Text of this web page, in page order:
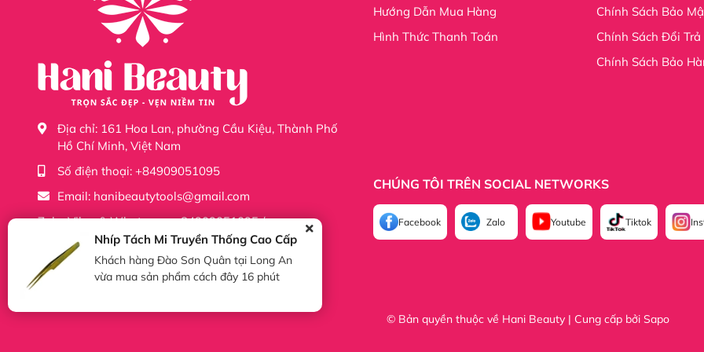
https://shopee.vn/hani.official
https://www.tiktok.com/@sieuthidonghehanibeauty
https://www.facebook.com/profile.php?id=61555365206677
Địa chỉ: 161 Hoa Lan, phường Cầu Kiệu, Thành Phố
Hồ Chí Minh, Việt Nam
Số điện thoại: +84909051095
Email: hanibeautytools@gmail.com
Zalo, Viber & Whatsapp: +84909051095 /
+84703551095
Hướng Dẫn Mua Hàng
Hình Thức Thanh Toán
Chính Sách Bảo
Chính Sách Đổi Trả
Chính Sách Bảo
CHÚNG TÔI TRÊN SOCIAL NETWORKS
Facebook Zalo Youtube Tiktok
© Bản quyền thuộc về Hani Beauty | Cung cấp bởi Sapo
Nhíp Tách Mi Truyền Thống Cao Cấp
Khách hàng Đào Sơn Quân tại Long An
vừa mua sản phẩm cách đây 16 phút